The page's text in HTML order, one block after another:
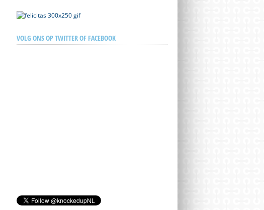
VOLG ONS OP TWITTER OF FACEBOOK